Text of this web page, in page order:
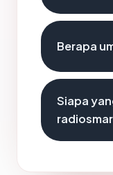
Berapa
Siapa